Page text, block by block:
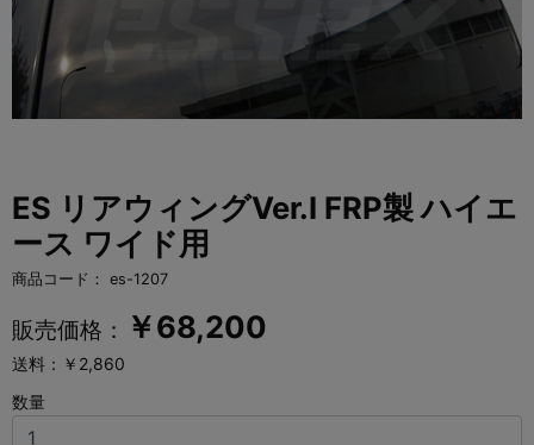
ES リアウィングVer.I FRP製 ハイエ
ース ワイド用
商品コード： es-1207
販売価格： ￥68,200
送料：￥2,860
数量